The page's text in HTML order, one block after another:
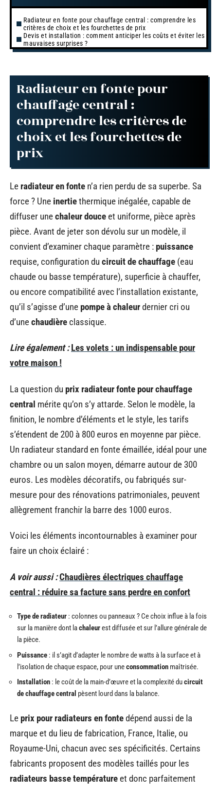
Radiateur en fonte pour chauffage central : comprendre les
critères de choix et les fourchettes de prix
Devis et installation : comment anticiper les coûts et éviter les
mauvaises surprises ?
Radiateur en fonte pour
chauffage central :
comprendre les critères de
choix et les fourchettes de
prix
Le radiateur en fonte n’a rien perdu de sa superbe. Sa
force ? Une inertiethermique inégalée, capable de
diffuser unechaleur douce et uniforme, pièce après
pièce. Avant de jeter son dévolu sur un modèle, il
convient d’examiner chaque paramètre : puissance
requise, configuration du circuit de chauffage (eau
chaude ou basse température), superficie à chauffer,
ou encore compatibilité avec l’installation existante,
qu’il s’agisse d’une pompe à chaleurdernier cri ou
d’unechaudière classique.
Lire également : Les volets : un indispensable pour
votre maison !
La question du prix radiateur fonte pour chauffage
central mérite qu’on s’y attarde. Selon le modèle, la
finition, le nombre d’éléments et le style, les tarifs
s’étendent de 200 à 800 euros en moyenne par pièce.
Un radiateur standard en fonte émaillée, idéal pour une
chambre ou un salon moyen, démarre autour de 300
euros. Les modèles décoratifs, ou fabriqués sur-
mesure pour des rénovations patrimoniales, peuvent
allègrement franchir la barre des 1000 euros.
Voici les éléments incontournables à examiner pour
faire un choix éclairé :
A voir aussi :Chaudières électriques chauffage
central : réduire sa facture sans perdre en confort
Type de radiateur : colonnes ou panneaux ? Ce choix influe à la fois
sur la manière dont lachaleurest diffusée et sur l’allure générale de
la pièce.
Puissance : il s’agit d’adapter le nombre de watts à la surface et à
l’isolation de chaque espace, pour uneconsommation maîtrisée.
Installation : le coût de la main-d’œuvre et la complexité ducircuit
de chauffage central pèsent lourd dans la balance.
Le prix pour radiateurs en fontedépend aussi de la
marque et du lieu de fabrication, France, Italie, ou
Royaume-Uni, chacun avec ses spécificités. Certains
fabricants proposent des modèles taillés pour les
radiateurs basse température et donc parfaitement